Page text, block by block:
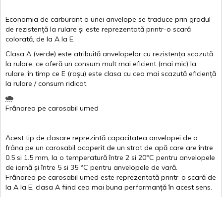
Economia de carburant a unei anvelope se traduce prin gradul
de rezistență la rulare și este reprezentată printr-o scară
colorată, de la A la E.
Clasa A (verde) este atribuită anvelopelor cu rezistența scazută
la rulare, ce oferă un consum mult mai eficient (mai mic) la
rulare,în timp ce E (roșu) este clasa cu cea mai scazută eficiență
la rulare /consum ridicat.
Frânarea pe carosabil umed
Acest tip de clasare reprezintă capacitatea anvelopei de a
frâna pe un carosabil acoperit de un strat de apă care areîntre
0.5 si 1.5 mm, la o temperatură între 2 si 20ºC pentru anvelopele
de iarnă și între 5 si 35 ºC pentru anvelopele de vară.
Frânarea pe carosabil umed este reprezentată printr-o scară de
la A la E, clasa A fiind cea mai buna performanță în acest sens.